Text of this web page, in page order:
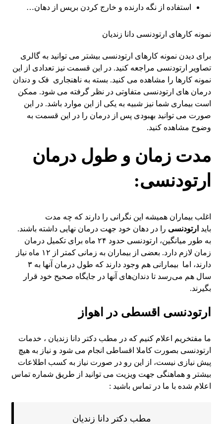
استفاده از نگه دارنده و خارج کردن بریس از دهان…
نمونه کارهای ارتودنسی دانا زندیان
برای دیدن نمونه کارهای ارتودنسی بیشتر می توانید بهگالری
تصاویر ارتودنسی مراجعه کنید. در این قسمت نیز تعدادی از این
نمونه کارها را مشاهده می کنید. بسته به ناهنجاری فک و دندان
درمان های ارتودنسی متفاوتی در نظر گرفته می شود. ممکن
است بیماری شما نیز شبیه به یکی از این موارد باشد. در این
صورت می توانید بهبودی پس از درمان را در این قسمت به
وضوح مشاهده کنید.
مدت زمان و طول درمان
ارتودنسی:
اغلب بیماران همیشه این نگرانی را دارند که چه مدت
باید ارتودنسی را در دهان خود جهت درمان نهایی داشته باشند.
به طور میانگین، ارتودنسی حدود ۲۴ ماه برای تکمیل درمان
زمان لازم دارد. بعضی از بیماران به زمانی کمتر از ۱۲ ماه نیاز
دارند، اما بیمارانی هم وجود دارند که طول درمان آنها به ۳
سال هم می‌رسد تا دندان‌های آنها در جایگاه صحیح خود قرار
بگیرند.
ارتودنسی اقسطی در اهواز
ما مفتخریم اعلام کنیم که در مطب دکتر دانا زندیان ، خدمات
ارتودنسی بصورت کاملا اقساطی انجام می شود و نیاز به هیچ
پیش نیازی نیست، از این رو در صورت نیاز به کسب اطلاعات
بیشتر و هماهنگی جهت ویزیت می توانید از طریق شماره تماس
اعلام شده با ما در تماس باشید :
مطب دکتر دانا زندیان